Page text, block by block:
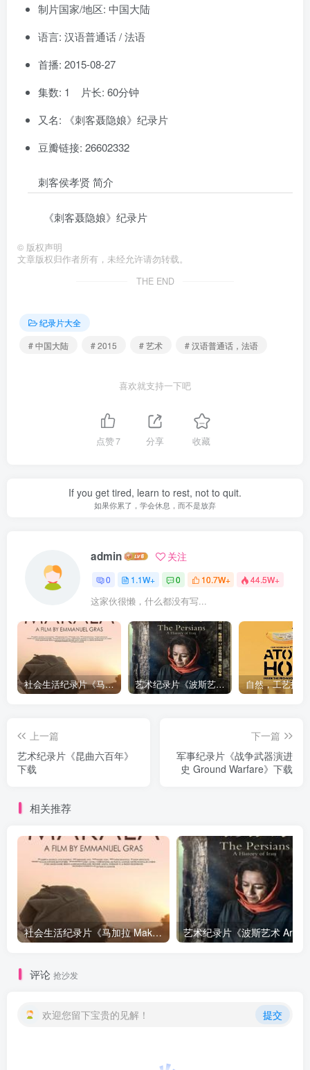
制片国家/地区: 中国大陆
语言: 汉语普通话 / 法语
首播: 2015-08-27
集数: 1 片长: 60分钟
又名: 《刺客聂隐娘》纪录片
豆瓣链接: 26602332
刺客侯孝贤 简介
《刺客聂隐娘》纪录片
© 版权声明
文章版权归作者所有，未经允许请勿转载。
THE END
纪录片大全
# 中国大陆
# 2015 # 艺术 # 汉语普通话，法语
喜欢就支持一下吧
点赞7 分享 收藏
If you get tired, learn to rest, not to quit.
如果你累了，学会休息，而不是放弃
admin 关注
0 1.1W+ 0 10.7W+ 44.5W+
这家伙很懒，什么都没有写...
社会生活纪录片《马加拉 Makala》下载 艺术纪录片《波斯艺术 Art of Persia》下载
上一篇
艺术纪录片《昆曲六百年》
下载
下一篇
军事纪录片《战争武器演进
史 Ground Warfare》下载
相关推荐
社会生活纪录片《马加拉 Makala》下载
评论 抢沙发
欢迎您留下宝贵的见解！ 提交